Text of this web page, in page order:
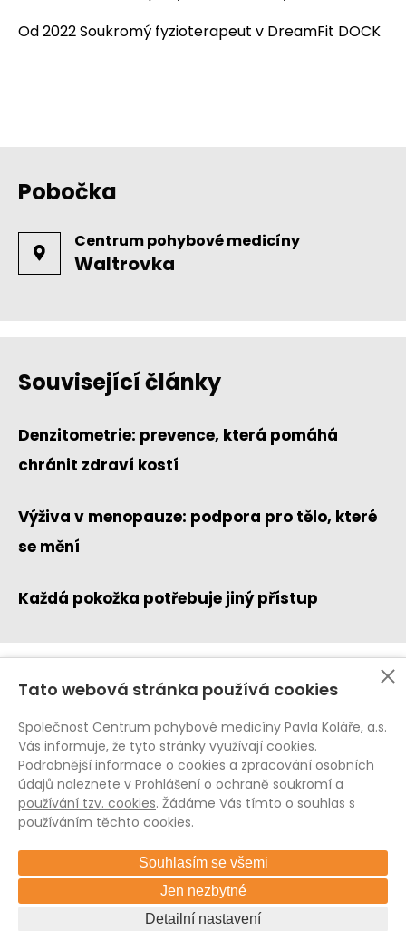
Tato webová stránka používá cookies
Společnost Centrum pohybové medicíny Pavla Koláře, a.s.
Vás informuje, že tyto stránky využívají cookies.
Podrobnější informace o cookies a zpracování osobních
údajů naleznete v Prohlášení o ochraně soukromí a
používání tzv. cookies. Žádáme Vás tímto o souhlas s
používáním těchto cookies.
Souhlasím se všemi
Jen nezbytné
Detailní nastavení
Od 2022 Soukromý fyzioterapeut v DreamFit DOCK
Pobočka
Centrum pohybové medicíny
Waltrovka
Související články
Denzitometrie: prevence, která pomáhá
chránit zdraví kostí
Výživa v menopauze: podpora pro tělo, které
se mění
Každá pokožka potřebuje jiný přístup
Ochrana osobních údajů (GDPR)
Whistleblowing
Pravidla pro soubory cookies
Všeobecné obchodní podmínky
Všeobecné obchodní podmínky E-shop
Vnitřní řád CPMPK
© 2026